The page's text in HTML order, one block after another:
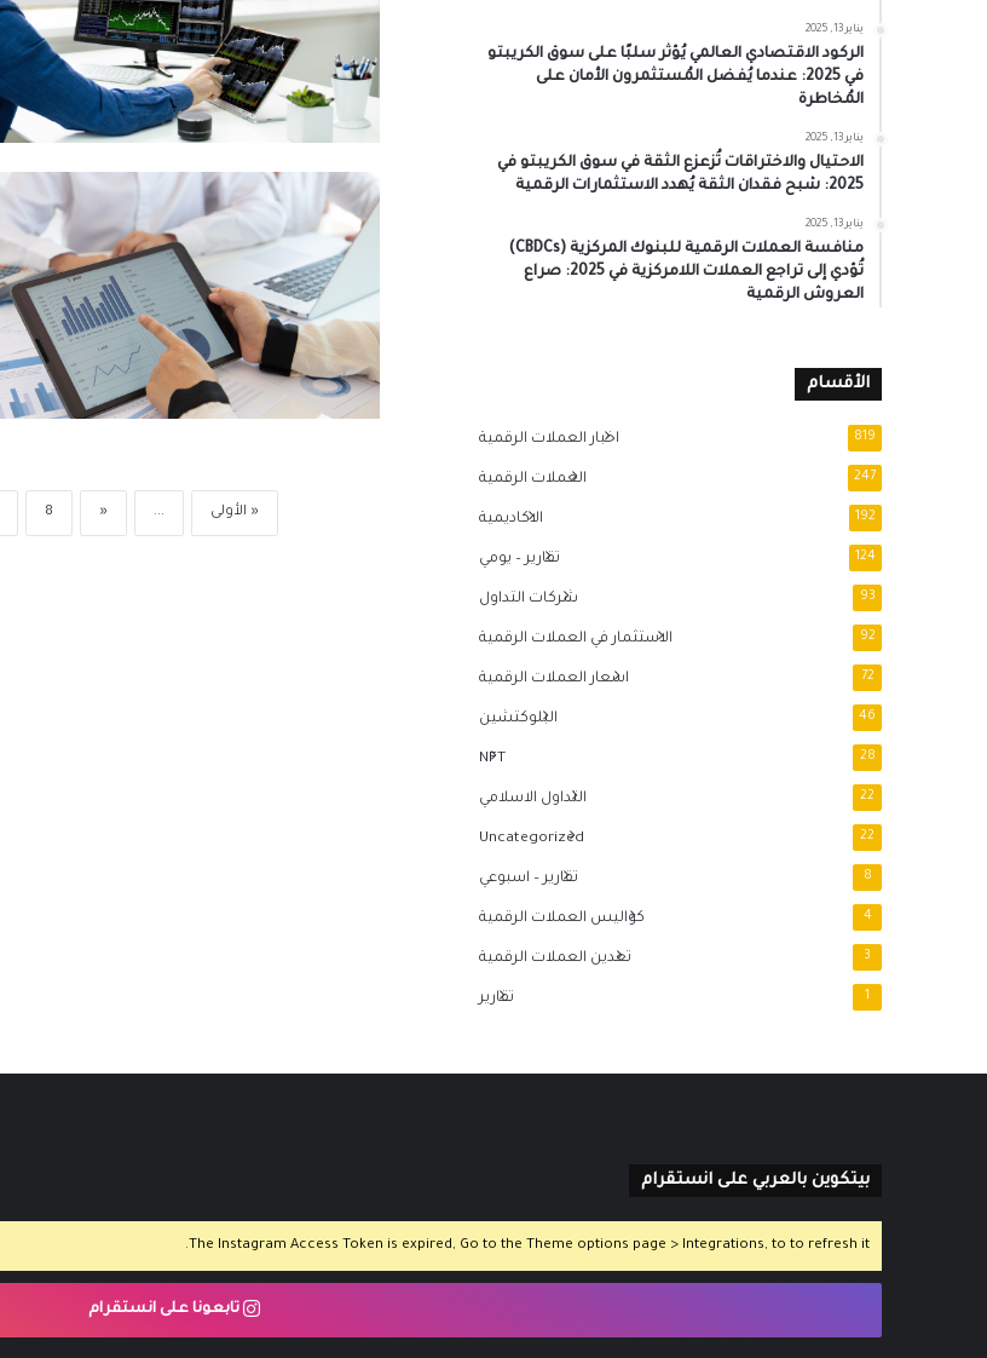
« الأولى ...
«
8
يناير 13, 2025
الركود الاقتصادي العالمي يُؤثر سلبًا على سوق الكريبتو
في 2025: عندما يُفضل المُستثمرون الأمان على
المُخاطرة
يناير 13, 2025
الاحتيال والاختراقات تُزعزع الثقة في سوق الكريبتو في
2025: شبح فقدان الثقة يُهدد الاستثمارات الرقمية
يناير 13, 2025
منافسة العملات الرقمية للبنوك المركزية (CBDCs)
تُؤدي إلى تراجع العملات اللامركزية في 2025: صراع
العروش الرقمية
الأقسام
اخبار العملات الرقمية 819
العملات الرقمية 247
الاكاديمية 192
تقارير – يومي 124
شركات التداول 93
الاستثمار في العملات الرقمية 92
اسعار العملات الرقمية 72
البلوكتشين 46
NFT 28
التداول الاسلامي 22
Uncategorized 22
تقارير – اسبوعي 8
كواليس العملات الرقمية 4
تعدين العملات الرقمية 3
تقارير 1
بيتكوين بالعربي على انستقرام
The Instagram Access Token is expired, Go to the Theme options page > Integrations, to to refresh it.
تابعونا على انستقرام